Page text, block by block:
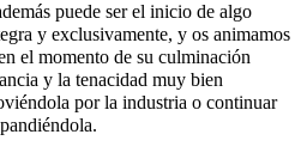
puede ser el inicio de algo
y exclusivamente, y os animamos
el momento de su culminación
y la tenacidad muy bien
por la industria o continuar